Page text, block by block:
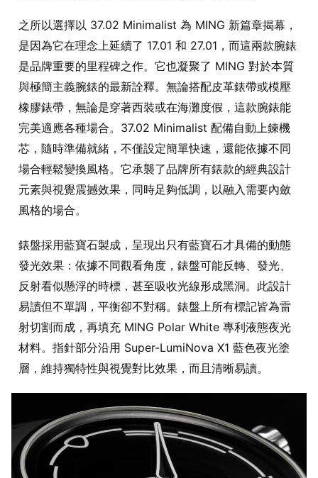
之所以選擇以 37.02 Minimalist 為 MING 新篇章揭幕，
是因為它在理念上延續了 17.01 和 27.01，而這兩款腕錶
是品牌重要的里程碑之作。它也凝聚了 MING 對於本質
與極簡主義腕錶的最新詮釋。無論搭配皮革錶帶或模壓
橡膠錶帶，無論是穿著西裝或在海灘度假，這款腕錶能
完美適應各種場合。37.02 Minimalist 配備自動上鍊機
芯，隨時準備就緒，不僅設定簡單快速，還能依據不同
場合輕鬆變換風格。它承襲了品牌所有錶款的經典設計
元素與視覺震撼效果，同時足夠低調，以融入需要內斂
風格的場合。
錶盤採用藍寶石製成，呈現出只有藍寶石才具備的動態
發光效果：依據不同觀看角度，錶盤可能反轉、發光、
反射看似懸浮的時標，甚至吸收光線形成黑洞。此設計
易讀但不單調，平衡卻不對稱。錶盤上所有標記皆為雷
射切割而成，再填充 MING Polar White 專利液態夜光
材料。指針部分沿用 Super-LumiNova X1 藍色夜光塗
層，維持獨特性與視覺對比效果，而且清晰易讀。